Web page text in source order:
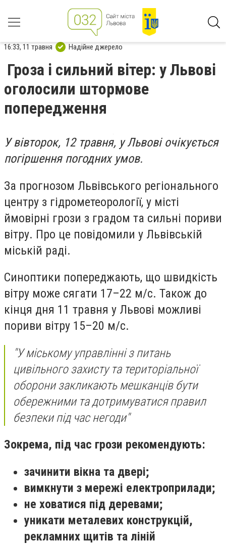
16:33, 11 травня Надійне джерело
Гроза і сильний вітер: у Львові
оголосили штормове
попередження
У вівторок, 12 травня, у Львові очікується
погіршення погодних умов.
За прогнозом Львівського регіонального
центру з гідрометеорології, у місті
ймовірні грози з градом та сильні пориви
вітру. Про це повідомили у Львівській
міській раді.
Синоптики попереджають, що швидкість
вітру може сягати 17–22 м/с. Також до
кінця дня 11 травня у Львові можливі
пориви вітру 15–20 м/с.
"У міському управлінні з питань
цивільного захисту та територіальної
оборони закликають мешканців бути
обережними та дотримуватися правил
безпеки під час негоди"
Зокрема, під час грози рекомендують:
зачинити вікна та двері;
вимкнути з мережі електроприлади;
не ховатися під деревами;
уникати металевих конструкцій,
рекламних щитів та ліній